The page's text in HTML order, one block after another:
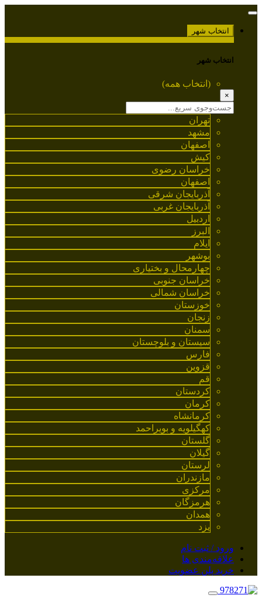
انتخاب شهر
انتخاب شهر
(انتخاب همه)
×
تهران
مشهد
اصفهان
کیش
خراسان رضوی
اصفهان
آذربایجان شرقی
آذربایجان غربی
اردبیل
البرز
ایلام
بوشهر
چهارمحال و بختیاری
خراسان جنوبی
خراسان شمالی
خوزستان
زنجان
سمنان
سیستان و بلوچستان
فارس
قزوین
قم
کردستان
کرمان
کرمانشاه
کهگیلویه و بویراحمد
گلستان
گیلان
لرستان
مازندران
مرکزی
هرمزگان
همدان
یزد
ورود / ثبت نام
علاقه‌مندی ها
خرید پلن عضویت